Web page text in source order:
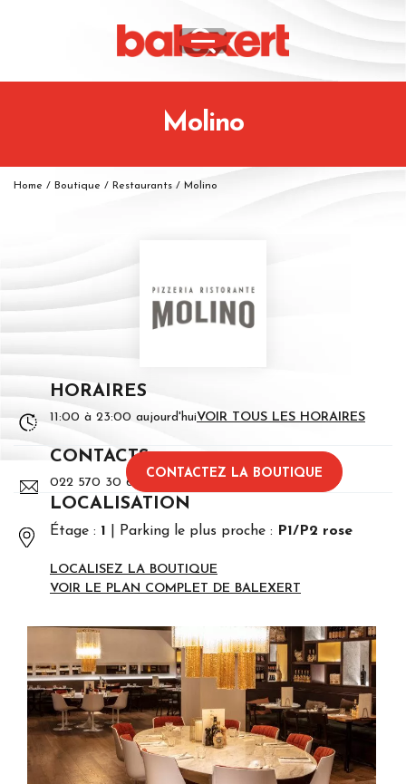
Molino
Home / Boutique / Restaurants / Molino
HORAIRES
11:00 à 23:00 aujourd'huiVOIR TOUS LES HORAIRES
CONTACTS
022 570 30 60
CONTACTEZ LA BOUTIQUE
LOCALISATION
Étage : 1 Parking le plus proche : P1/P2 rose
LOCALISEZ LA BOUTIQUE
VOIR LE PLAN COMPLET DE BALEXERT